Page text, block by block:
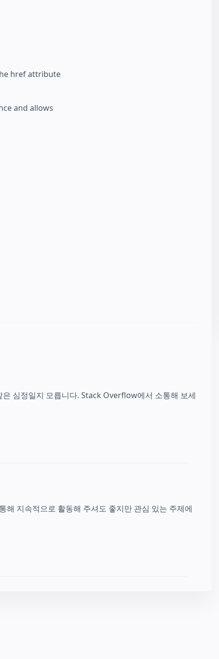
href attribute
and allows
심정일지 모릅니다. Stack Overflow에서 소통해 보세
지속적으로 활동해 주셔도 좋지만 관심 있는 주제에